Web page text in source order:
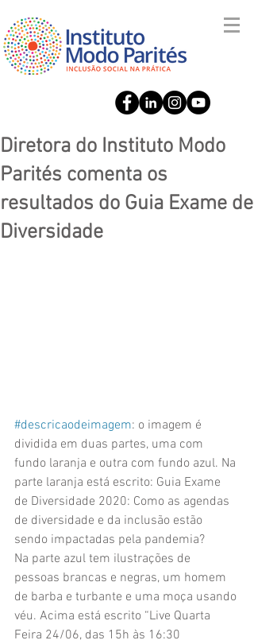
Diretora do Instituto Modo
Parités comenta os
resultados do Guia Exame de
Diversidade
#descricaodeimagem: o imagem é
dividida em duas partes, uma com
fundo laranja e outra com fundo azul. Na
parte laranja está escrito: Guia Exame
de Diversidade 2020: Como as agendas
de diversidade e da inclusão estão
sendo impactadas pela pandemia?
Na parte azul tem ilustrações de
pessoas brancas e negras, um homem
de barba e turbante e uma moça usando
véu. Acima está escrito “Live Quarta
Feira 24/06, das 15h às 16:30